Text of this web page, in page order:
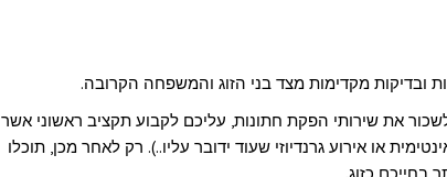
ובדיקות מקדימות מצד בני הזוג והמשפחה הקרובה.
את שירותי הפקת חתונות, עליכם לקבוע תקציב ראשוני אשר
או אירוע גרנדיוזי שעוד ידובר עליו..). רק לאחר מכן, תוכלו